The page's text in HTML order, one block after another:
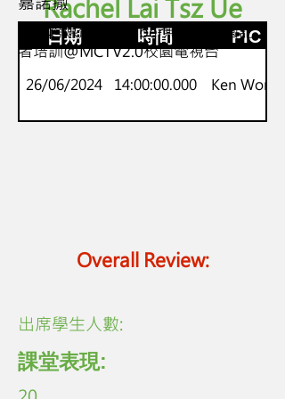
Rachel Lai Tsz Ue
日期 時間 PIC
26/06/2024 14:00:00.000 Ken Wong
Overall Review:
F2-4
KOL跨媒體YouTuber無國界校園記
者培訓@MCTV2.0校園電視台
​出席學生人數:
課堂表現: